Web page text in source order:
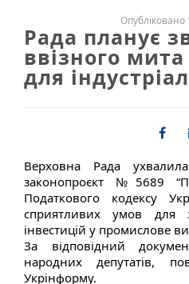
Опубліковано
Рада планує
ввізного
для
Верховна Рада
законопроєкт №5689
Податкового кодексу
сприятливих умов для
інвестицій у промислове
За відповідний
народних депутатів,
Укрінформу.